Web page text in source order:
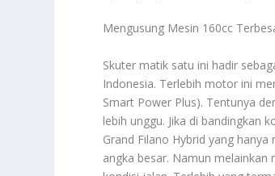
Mengusung Mesin 160cc
Skuter matik satu ini hadir
Indonesia. Terlebih motor ini
Smart Power Plus). Tentunya
lebih unggu. Jika di bandingkan
Grand Filano Hybrid yang
angka besar. Namun melainkan